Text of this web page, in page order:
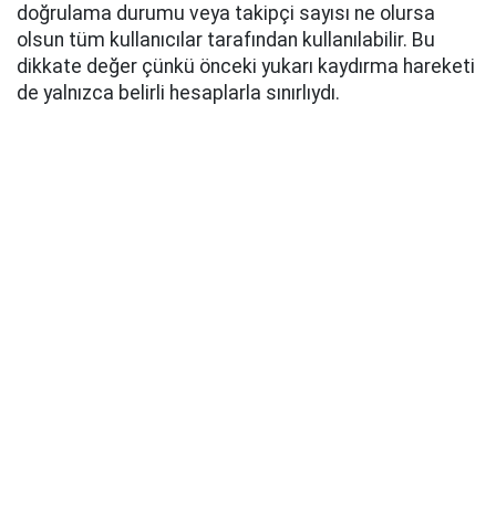
doğrulama durumu veya takipçi sayısı ne olursa
olsun tüm kullanıcılar tarafından kullanılabilir. Bu
dikkate değer çünkü önceki yukarı kaydırma hareketi
de yalnızca belirli hesaplarla sınırlıydı.